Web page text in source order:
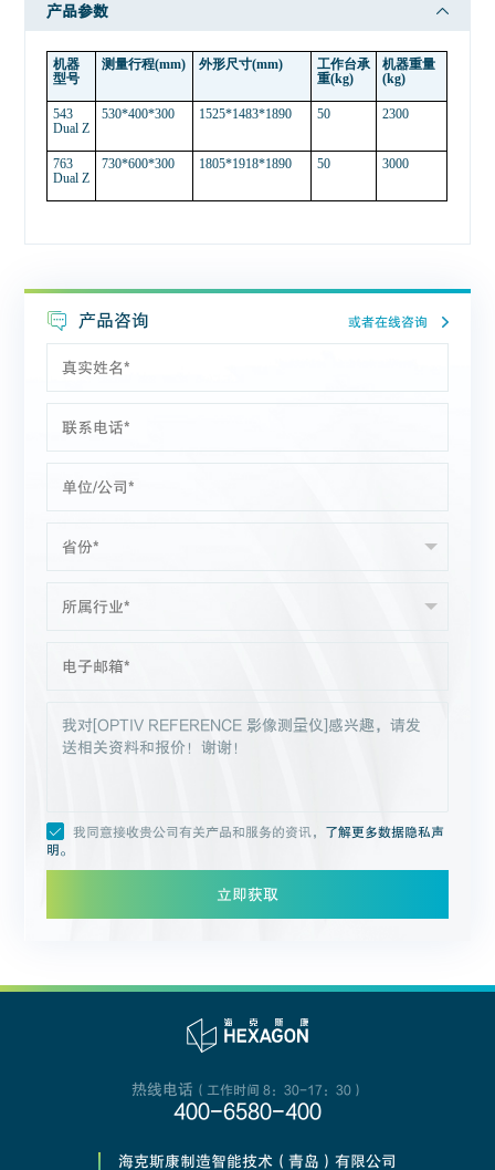
产品参数
机器
型号
测量行程(mm) 外形尺寸(mm)
工作台承
重(kg)
机器重量
(kg)
543
Dual Z
530*400*300 1525*1483*1890 50 2300
763
Dual Z
730*600*300 1805*1918*1890 50 3000
产品咨询 或者在线咨询
我同意接收贵公司有关产品和服务的资讯， 了解更多数据隐私声
明。
立即获取
热线电话 （工作时间 8：30-17：30）
400-6580-400
海克斯康制造智能技术（青岛）有限公司